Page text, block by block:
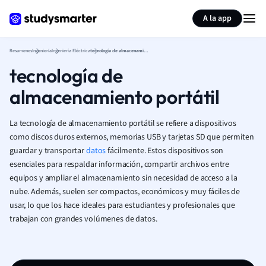
A la app
ResumenesIngenieríaIngeniería Eléctrica tecnología de almacenamiento portátil
tecnología de
almacenamiento portátil
La tecnología de almacenamiento portátil se refiere a dispositivos
como discos duros externos, memorias USB y tarjetas SD que permiten
guardar y transportardatosfácilmente. Estos dispositivos son
esenciales para respaldar información, compartir archivos entre
equipos y ampliar el almacenamiento sin necesidad de acceso a la
nube. Además, suelen ser compactos, económicos y muy fáciles de
usar, lo que los hace ideales para estudiantes y profesionales que
trabajan con grandes volúmenes de datos.
Resumir página